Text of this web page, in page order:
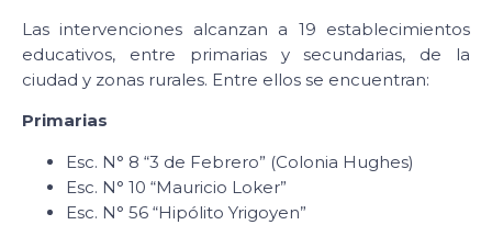
Las intervenciones alcanzan a 19 establecimientos
educativos, entre primarias y secundarias, de la
ciudad y zonas rurales. Entre ellos se encuentran:
Primarias
Esc. N° 8 “3 de Febrero” (Colonia Hughes)
Esc. N° 10 “Mauricio Loker”
Esc. N° 56 “Hipólito Yrigoyen”